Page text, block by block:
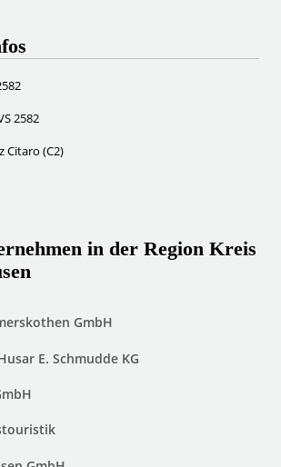
2582
Citaro (C2)
in der Region Kreis
GmbH
E. Schmudde KG